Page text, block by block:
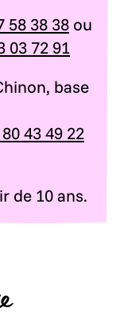
58 38 38 ou
03 72 91
base
43 49 22
de 10 ans.